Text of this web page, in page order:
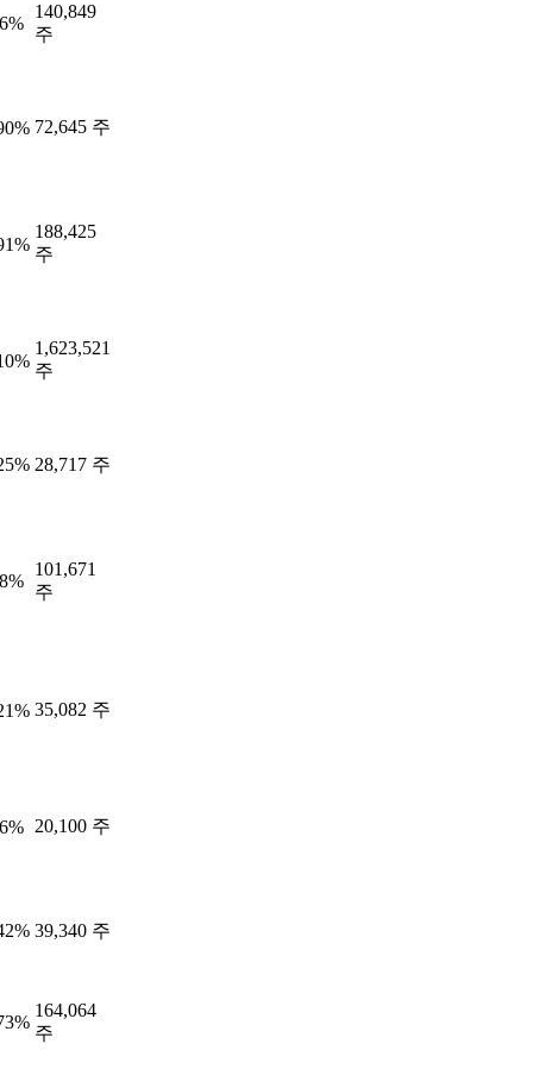
140,849
주
72,645 주
188,425
주
1,623,521
주
28,717 주
101,671
주
35,082 주
20,100 주
39,340 주
164,064
주